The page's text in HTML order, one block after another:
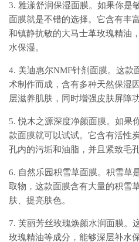
3. 雅漾舒润保湿面膜。如果你是
面膜就是不错的选择。它含有丰
和镇静抗敏的大马士革玫瑰精油
水保湿。
4. 美迪惠尔NMF针剂面膜。这款
术制作而成，含有多种天然保湿
层滋养肌肤，同时增强皮肤屏障功
5. 悦木之源深度净颜面膜。如果
款面膜就可以试试。它含有活性
孔内的污垢和油脂，并且紧致毛孔
6. 自然乐园积雪草面膜。积雪草
取物，这款面膜含有大量的积雪
肤、提亮肤色。
7. 芙丽芳丝玫瑰焕颜水润面膜。
玫瑰精油等成分，能够深层补水